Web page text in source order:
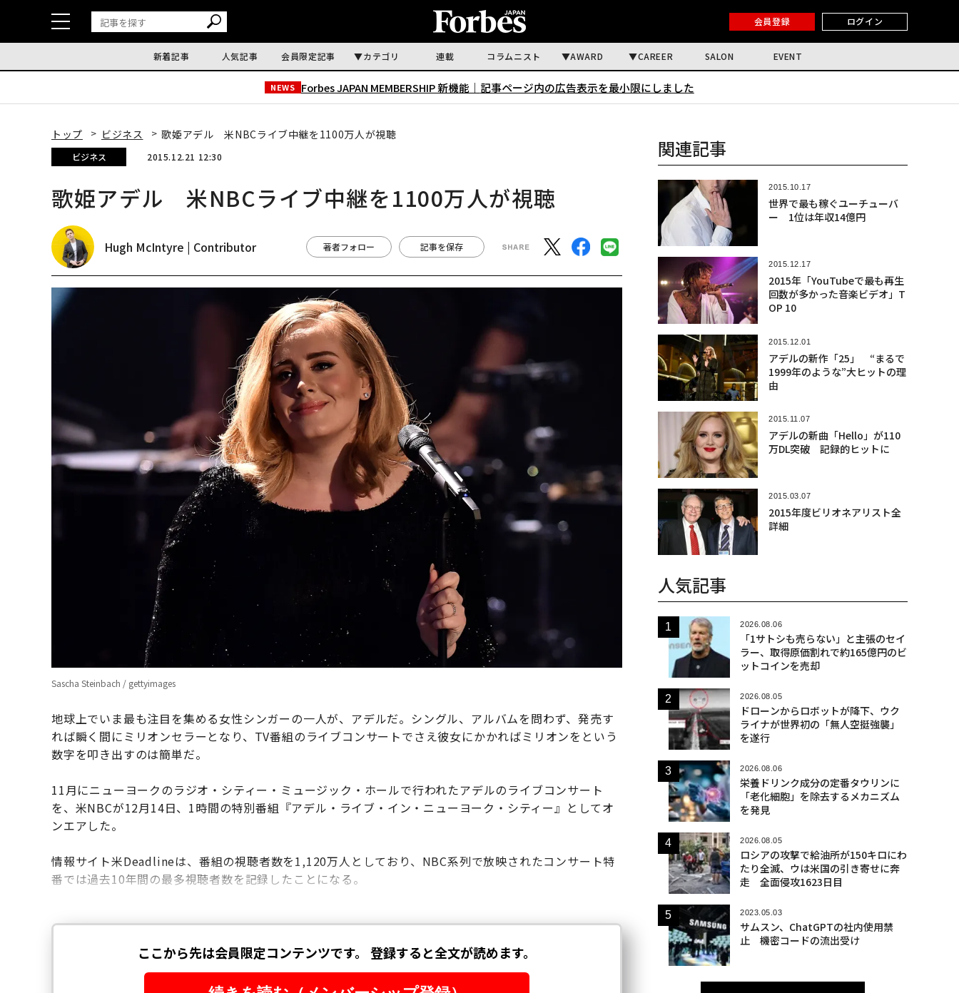
会員登録 ログイン
新着記事 人気記事 会員限定記事 カテゴリ 連載 コラムニスト AWARD CAREER SALON EVENT
NEWS Forbes JAPAN MEMBERSHIP 新機能｜ 記事ページ内の広告表示を最小限にしました
トップ ビジネス 歌姫アデル 米NBCライブ中継を1100万人が視聴
ビジネス 2015.12.21 12:30
歌姫アデル 米NBCライブ中継を1100万人が視聴
Hugh McIntyre | Contributor 著者フォロー 記事を保存
Sascha Steinbach / gettyimages
地球上でいま最も注目を集める女性シンガーの一人が、アデルだ。シングル、アルバムを問わず、発売す
れば瞬く間にミリオンセラーとなり、TV番組のライブコンサートでさえ彼女にかかればミリオンをという
数字を叩き出すのは簡単だ。
11月にニューヨークのラジオ・シティー・ミュージック・ホールで行われたアデルのライブコンサート
を、米NBCが12月14日、1時間の特別番組『アデル・ライブ・イン・ニューヨーク・シティー』としてオ
ンエアした。
情報サイト米Deadlineは、番組の視聴者数を1,120万人としており、NBC系列で放映されたコンサート特
番では過去10年間の最多視聴者数を記録したことになる。
関連記事
2015.10.17
世界で最も稼ぐユーチューバ
ー 1位は年収14億円
2015.12.17
2015年「YouTubeで最も再生
回数が多かった音楽ビデオ」T
OP 10
2015.12.01
アデルの新作「25」 “まるで
1999年のような”大ヒットの理
由
2015.11.07
アデルの新曲「Hello」が110
万DL突破 記録的ヒットに
2015.03.07
2015年度ビリオネアリスト全
詳細
人気記事
2026.08.06
「1サトシも売らない」と主張のセイ
ラー、取得原価割れで約165億円のビ
ットコインを売却
2026.08.05
ドローンからロボットが降下、ウク
ライナが世界初の「無人空挺強襲」
を遂行
2026.08.06
栄養ドリンク成分の定番タウリンに
「老化細胞」を除去するメカニズム
を発見
2026.08.05
ロシアの攻撃で給油所が150キロにわ
たり全滅、ウは米国の引き寄せに奔
走 全面侵攻1623日目
2023.05.03
サムスン、ChatGPTの社内使用禁
止 機密コードの流出受け